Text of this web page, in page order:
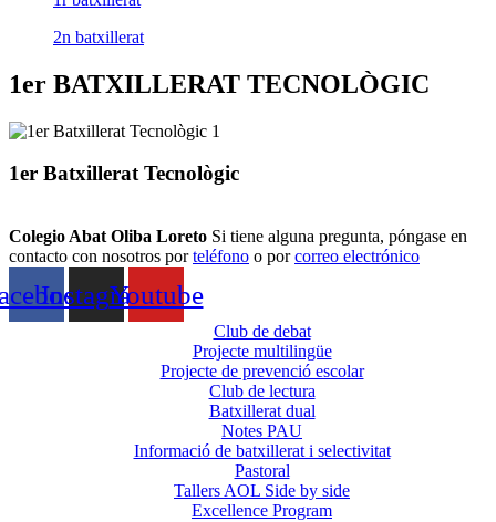
2n batxillerat
1er BATXILLERAT TECNOLÒGIC
1er Batxillerat Tecnològic
Colegio Abat Oliba Loreto Si tiene alguna pregunta, póngase en
contacto con nosotros porteléfono o porcorreo electrónico
InstagramYoutube
Club de debat
Projecte multilingüe
Projecte de prevenció escolar
Club de lectura
Batxillerat dual
Notes PAU
Informació de batxillerat i selectivitat
Pastoral
Tallers AOL Side by side
Excellence Program